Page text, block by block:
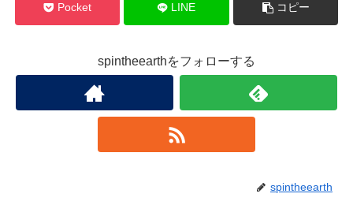
Pocket LINE コピー
spintheearthをフォローする
spintheearth